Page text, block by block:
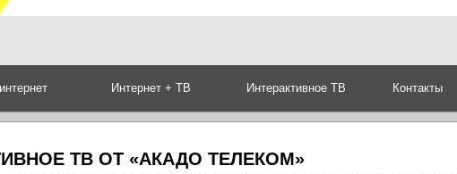
Интернет + ТВ Интерактивное ТВ Контакты
ТВ ОТ «АКАДО ТЕЛЕКОМ»